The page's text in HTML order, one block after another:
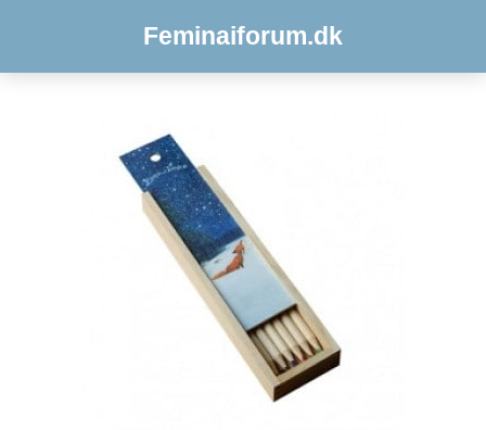
Feminaiforum.dk